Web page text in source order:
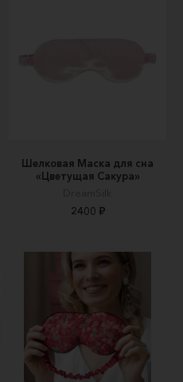
Шелковая Маска для сна
«Цветущая Сакура»
DreamSilk
2400 ₽